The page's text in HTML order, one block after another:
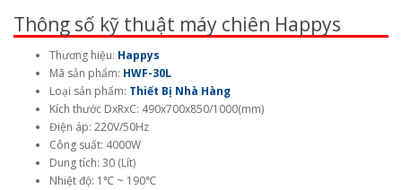
Thông số kỹ thuật máy chiên Happys
Thương hiệu: Happys
Mã sản phẩm: HWF-30L
Loại sản phẩm: Thiết Bị Nhà Hàng
Kích thước DxRxC: 490x700x850/1000(mm)
Điện áp: 220V/50Hz
Công suất: 4000W
Dung tích: 30 (Lít)
Nhiệt độ: 1℃ ~ 190℃